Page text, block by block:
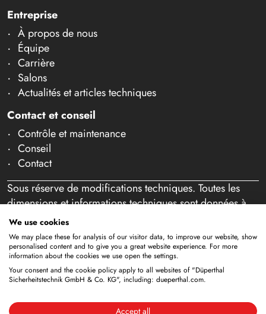
Entreprise
À propos de nous
Équipe
Carrière
Salons
Actualités et articles techniques
Contact et conseil
Contrôle et maintenance
Conseil
Contact
Sous réserve de modifications techniques. Toutes les
dimensions et informations techniques sont données à
titre indicatif. Sous réserve d'erreurs et de fautes de
frappe. Notre offre s'adresse exclusivement aux
professionnels au sens de l'article 14 BGB. Aucune vente
aux particuliers n'a lieu. En utilisant ce site Web et en
passant éventuellement commande, vous confirmez agir
We use cookies
We may place these for analysis of our visitor data, to improve our website, show
personalised content and to give you a great website experience. For more
information about the cookies we use open the settings.
Your consent and the cookie policy apply to all websites of "Düperthal
Sicherheitstechnik GmbH & Co. KG", including: dueperthal.com.
Accept all